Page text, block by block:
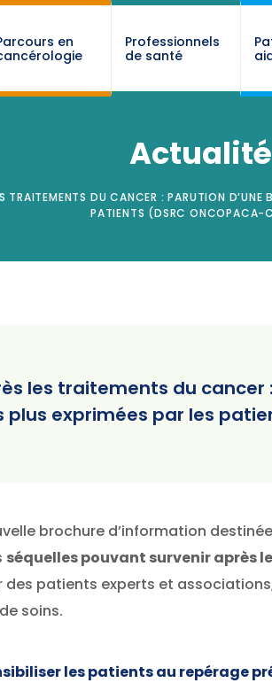
en
Professionnels
de santé
Actualité
TRAITEMENTS DU CANCER : PARUTION D’UNE
PATIENTS (DSRC ONCOPACA-
les traitements du cancer
exprimées par les
brochure d’information
séquelles pouvant survenir après
des patients experts et
soins.
les patients au repérage